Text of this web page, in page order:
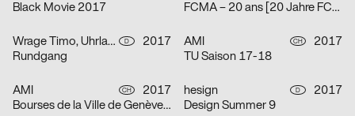
Black Movie 2017
FCMA – 20 ans [20 Jahre FCMA]
Wrage Timo, Uhrlau Theresia, Schröer Pia, Siemoneit Lukas, Flitta Julia, Kiefaber Isabel D
2017
Rundgang
AMI CH
2017
TU Saison 17-18
AMI CH
2017
Bourses de la Ville de Genève 2017 [Stipendien der Stadt Genf 2017]
hesign D
2017
Design Summer 9